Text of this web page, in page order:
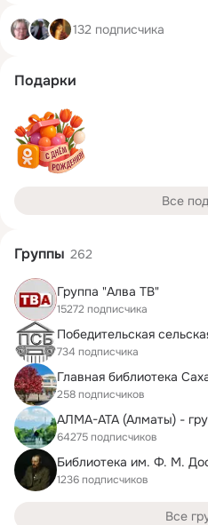
132 подписчика
Подарки
Все
Группы 262
Группа "Алва ТВ"
15272 подписчика
Победительская
734 подписчика
Главная библиотека
258 подписчиков
АЛМА-АТА (Алматы) -
64275 подписчиков
Библиотека им. Ф. М.
1236 подписчиков
Все